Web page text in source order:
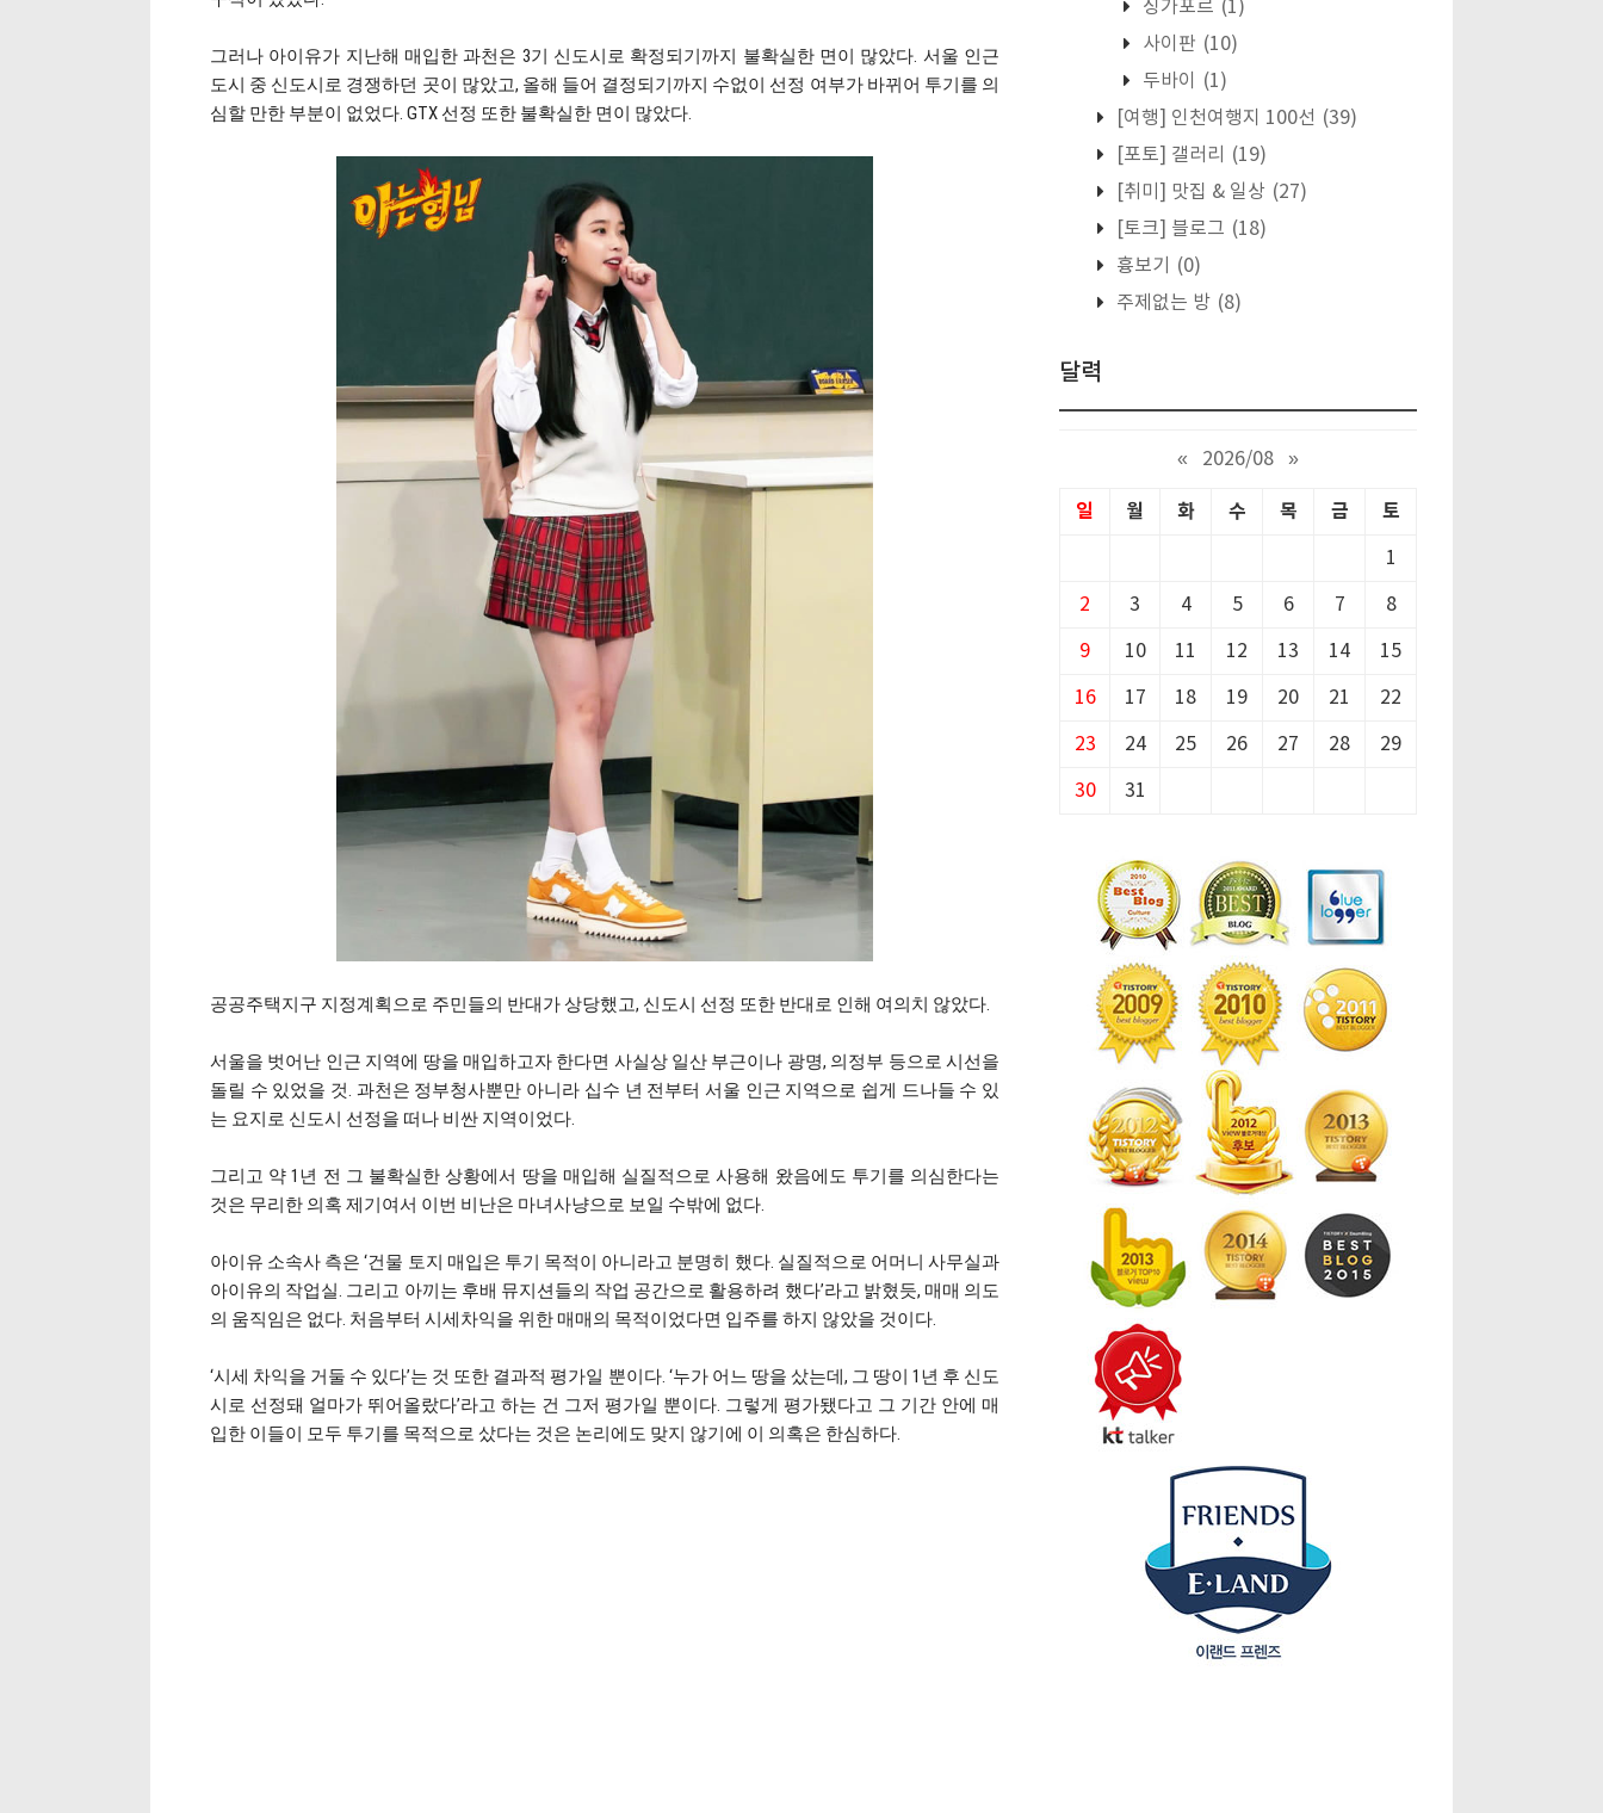
그러나 아이유가 지난해 매입한 과천은 3기 신도시로 확정되기까지 불확실한 면이 많았다. 서울 인근
도시 중 신도시로 경쟁하던 곳이 많았고, 올해 들어 결정되기까지 수없이 선정 여부가 바뀌어 투기를 의
심할 만한 부분이 없었다. GTX 선정 또한 불확실한 면이 많았다.
공공주택지구 지정계획으로 주민들의 반대가 상당했고, 신도시 선정 또한 반대로 인해 여의치 않았다.
서울을 벗어난 인근 지역에 땅을 매입하고자 한다면 사실상 일산 부근이나 광명, 의정부 등으로 시선을
돌릴 수 있었을 것. 과천은 정부청사뿐만 아니라 십수 년 전부터 서울 인근 지역으로 쉽게 드나들 수 있
는 요지로 신도시 선정을 떠나 비싼 지역이었다.
그리고 약 1년 전 그 불확실한 상황에서 땅을 매입해 실질적으로 사용해 왔음에도 투기를 의심한다는
것은 무리한 의혹 제기여서 이번 비난은 마녀사냥으로 보일 수밖에 없다.
아이유 소속사 측은 ‘건물 토지 매입은 투기 목적이 아니라고 분명히 했다. 실질적으로 어머니 사무실과
아이유의 작업실. 그리고 아끼는 후배 뮤지션들의 작업 공간으로 활용하려 했다’라고 밝혔듯, 매매 의도
의 움직임은 없다. 처음부터 시세차익을 위한 매매의 목적이었다면 입주를 하지 않았을 것이다.
‘시세 차익을 거둘 수 있다’는 것 또한 결과적 평가일 뿐이다. ‘누가 어느 땅을 샀는데, 그 땅이 1년 후 신도
시로 선정돼 얼마가 뛰어올랐다’라고 하는 건 그저 평가일 뿐이다. 그렇게 평가됐다고 그 기간 안에 매
입한 이들이 모두 투기를 목적으로 샀다는 것은 논리에도 맞지 않기에 이 의혹은 한심하다.
싱가포르 (1)
사이판 (10)
두바이
(1)
[여행] 인천여행지 100선 (39)
[포토] 갤러리
(19)
[취미] 맛집 & 일상 (27)
[토크] 블로그 (18)
흉보기
(0)
주제없는 방 (8)
달력
« 2026/08 »
일 월 화 수 목 금 토
1
2 3 4 5 6 7 8
9 10 11 12 13 14 15
16 17 18 19 20 21 22
23 24 25 26 27 28 29
30 31